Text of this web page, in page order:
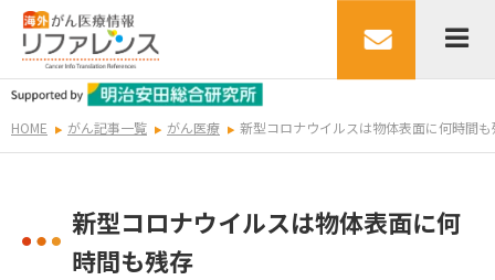
HOME がん記事一覧 がん医療 新型コロナウイルスは物体表面に何時間も
新型コロナウイルスは物体表面に何
時間も残存